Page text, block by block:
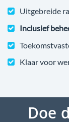
Uitgebreide
Inclusief
Klaar voor
Doe